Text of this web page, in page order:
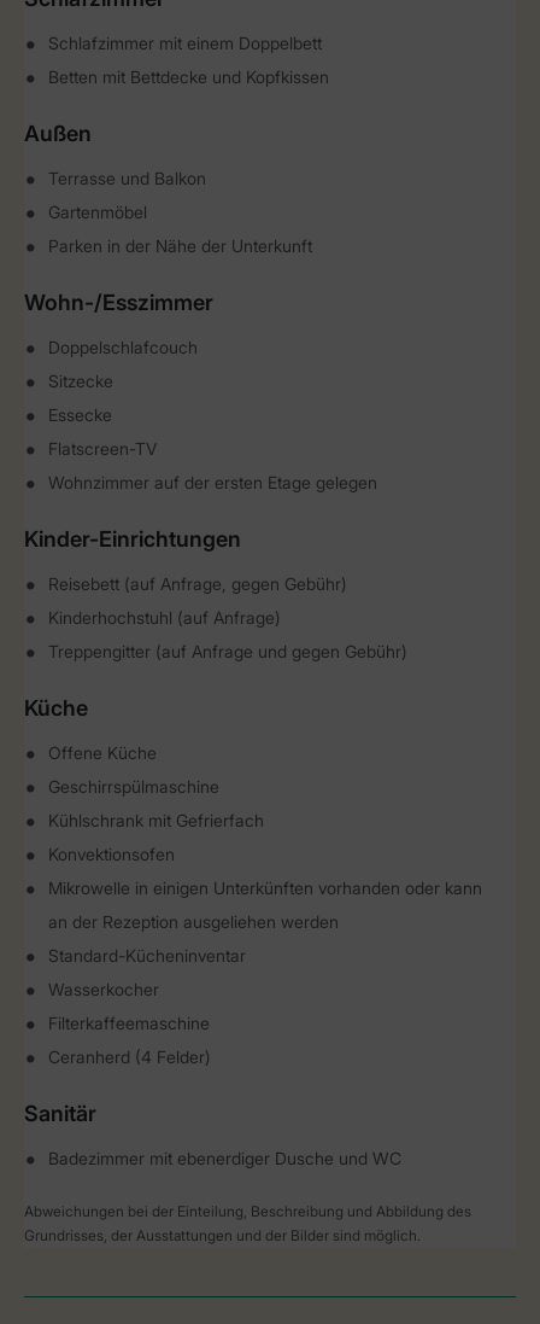
Schlafzimmer mit einem Doppelbett
Betten mit Bettdecke und Kopfkissen
Außen
Terrasse und Balkon
Gartenmöbel
Parken in der Nähe der Unterkunft
Wohn-/Esszimmer
Doppelschlafcouch
Sitzecke
Essecke
Flatscreen-TV
Wohnzimmer auf der ersten Etage gelegen
Kinder-Einrichtungen
Reisebett (auf Anfrage, gegen Gebühr)
Kinderhochstuhl (auf Anfrage)
Treppengitter (auf Anfrage und gegen Gebühr)
Küche
Offene Küche
Geschirrspülmaschine
Kühlschrank mit Gefrierfach
Konvektionsofen
Mikrowelle in einigen Unterkünften vorhanden oder kann
an der Rezeption ausgeliehen werden
Standard-Kücheninventar
Wasserkocher
Filterkaffeemaschine
Ceranherd (4 Felder)
Sanitär
Badezimmer mit ebenerdiger Dusche und WC
Abweichungen bei der Einteilung, Beschreibung und Abbildung des
Grundrisses, der Ausstattungen und der Bilder sind möglich.